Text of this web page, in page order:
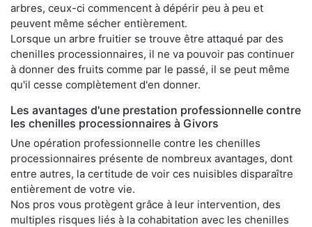
arbres, ceux-ci commencent à dépérir peu à peu et
peuvent même sécher entièrement.
Lorsque un arbre fruitier se trouve être attaqué par des
chenilles processionnaires, il ne va pouvoir pas continuer
à donner des fruits comme par le passé, il se peut même
qu'il cesse complètement d'en donner.
Les avantages d'une prestation professionnelle contre
les chenilles processionnaires à Givors
Une opération professionnelle contre les chenilles
processionnaires présente de nombreux avantages, dont
entre autres, la certitude de voir ces nuisibles disparaître
entièrement de votre vie.
Nos pros vous protègent grâce à leur intervention, des
multiples risques liés à la cohabitation avec les chenilles